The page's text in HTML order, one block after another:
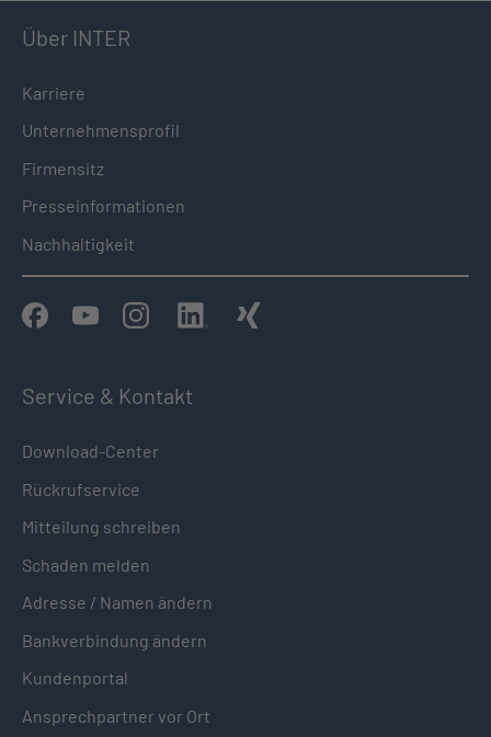
Über INTER
Karriere
Unternehmensprofil
Firmensitz
Presseinformationen
Nachhaltigkeit
Service & Kontakt
Download-Center
Rückrufservice
Mitteilung schreiben
Schaden melden
Adresse / Namen ändern
Bankverbindung ändern
Kundenportal
Ansprechpartner vor Ort